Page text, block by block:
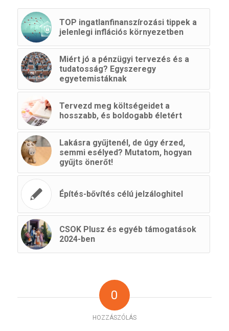
TOP ingatlanfinanszírozási tippek a
jelenlegi inflációs környezetben
Miért jó a pénzügyi tervezés és a
tudatosság? Egyszeregy
egyetemistáknak
Tervezd meg költségeidet a
hosszabb, és boldogabb életért
Lakásra gyűjtenél, de úgy érzed,
semmi esélyed? Mutatom, hogyan
gyűjts önerőt!
Építés-bővítés célú jelzáloghitel
CSOK Plusz és egyéb támogatások
2024-ben
0
HOZZÁSZÓLÁS